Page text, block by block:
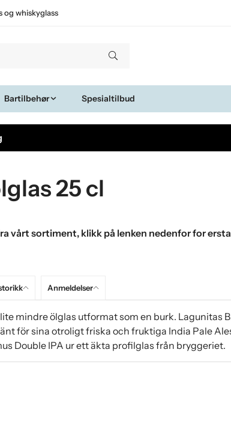
og whiskyglass
Bartilbehør Spesialtilbud
25 cl
vårt sortiment, klikk på lenken nedenfor for
Anmeldelser
mindre ölglas utformat som en burk. Lagunitas
för sina otroligt friska och fruktiga India Pale
Double IPA ur ett äkta profilglas från bryggeriet.